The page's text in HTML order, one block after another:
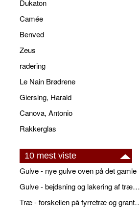
Dukaton
Camée
Benved
Zeus
radering
Le Nain Brødrene
Giersing, Harald
Canova, Antonio
Rakkerglas
10 mest viste
Gulve - nye gulve oven på det gamle
Gulve - bejdsning og lakering af trægulve
Træ - forskellen på